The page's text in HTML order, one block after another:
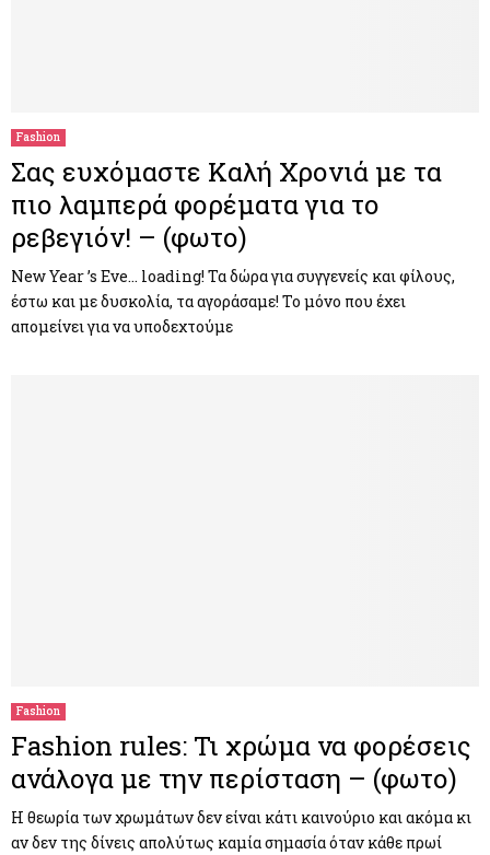
Fashion
Σας ευχόμαστε Καλή Χρονιά με τα
πιο λαμπερά φορέματα για το
ρεβεγιόν! – (φωτο)
New Year ’s Eve… loading! Τα δώρα για συγγενείς και φίλους,
έστω και με δυσκολία, τα αγοράσαμε! Το μόνο που έχει
απομείνει για να υποδεχτούμε
Fashion
Fashion rules: Τι χρώμα να φορέσεις
ανάλογα με την περίσταση – (φωτο)
Η θεωρία των χρωμάτων δεν είναι κάτι καινούριο και ακόμα κι
αν δεν της δίνεις απολύτως καμία σημασία όταν κάθε πρωί